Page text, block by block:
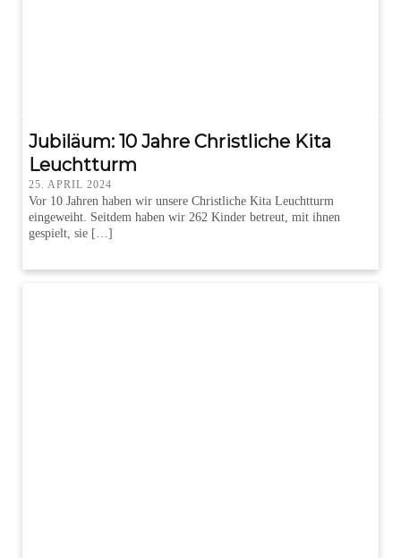
Jubiläum: 10 Jahre Christliche Kita
Leuchtturm
25. APRIL 2024
Vor 10 Jahren haben wir unsere Christliche Kita Leuchtturm
eingeweiht. Seitdem haben wir 262 Kinder betreut, mit ihnen
gespielt, sie […]